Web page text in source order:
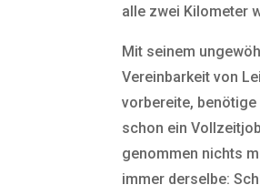
alle zwei Kilometer
Mit seinem
Vereinbarkeit von
vorbereite,
schon ein
genommen nichts
immer derselbe: